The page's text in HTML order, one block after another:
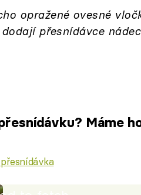
opražené ovesné
přesnídávce
Máme